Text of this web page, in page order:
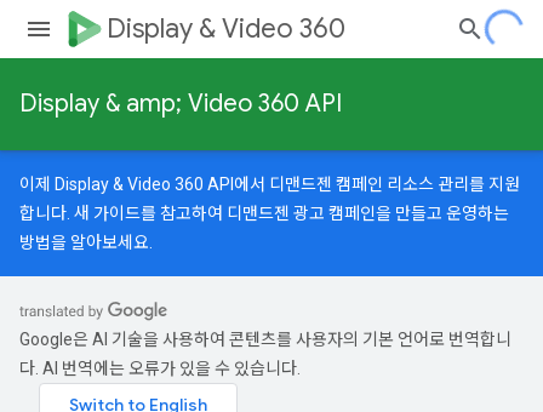
Display & Video 360
Display & amp; Video 360 API
이제 Display & Video 360 API에서 디맨드젠 캠페인 리소스 관리를 지원
합니다. 새 가이드를 참고하여 디맨드젠 광고 캠페인을 만들고 운영하는
방법을 알아보세요.
Google은 AI 기술을 사용하여 콘텐츠를 사용자의 기본 언어로 번역합니
다. AI 번역에는 오류가 있을 수 있습니다.